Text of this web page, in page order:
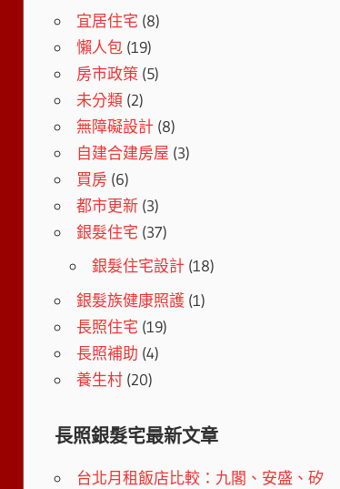
宜居住宅 (8)
懶人包(19)
房市政策(5)
未分類(2)
無障礙設計(8)
自建合建房屋 (3)
買房(6)
都市更新(3)
銀髮住宅 (37)
銀髮住宅設計(18)
銀髮族健康照護(1)
長照住宅 (19)
長照補助 (4)
養生村(20)
長照銀髮宅最新文章
台北月租飯店比較：九閣、安盛、矽